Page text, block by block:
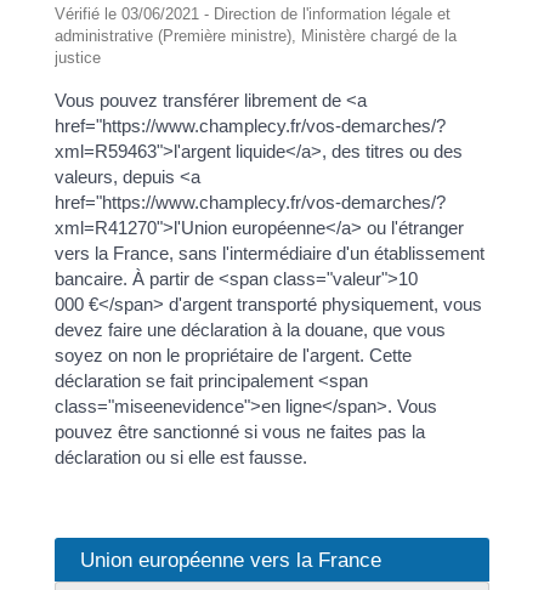
Vérifié le 03/06/2021 - Direction de l'information légale et
administrative (Première ministre), Ministère chargé de la
justice
Vous pouvez transférer librement de <a
href="https://www.champlecy.fr/vos-demarches/?
xml=R59463">l'argent liquide</a>, des titres ou des
valeurs, depuis <a
href="https://www.champlecy.fr/vos-demarches/?
xml=R41270">l'Union européenne</a> ou l'étranger
vers la France, sans l'intermédiaire d'un établissement
bancaire. À partir de <span class="valeur">10
000 €</span> d'argent transporté physiquement, vous
devez faire une déclaration à la douane, que vous
soyez on non le propriétaire de l'argent. Cette
déclaration se fait principalement <span
class="miseenevidence">en ligne</span>. Vous
pouvez être sanctionné si vous ne faites pas la
déclaration ou si elle est fausse.
Union européenne vers la France